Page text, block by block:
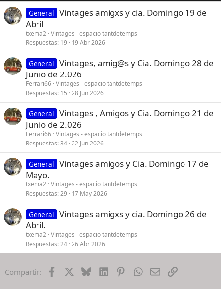
General Vintages amigxs y cia. Domingo 19 de
Abril
txema2 Vintages - espacio tantdetemps
Respuestas 19 19 Abr 2026
General Vintages, amig@s y Cia. Domingo 28 de
Junio de 2.026
Ferrari66 Vintages - espacio tantdetemps
Respuestas 15 28 Jun 2026
General Vintages , Amigos y Cia. Domingo 21 de
Junio de 2.026
Ferrari66 Vintages - espacio tantdetemps
Respuestas 34 22 Jun 2026
General Vintages amigos y Cia. Domingo 17 de
Mayo.
txema2 Vintages - espacio tantdetemps
Respuestas 29 17 May 2026
General Vintages amigxs y cia. Domingo 26 de
Abril.
txema2 Vintages - espacio tantdetemps
Respuestas 24 26 Abr 2026
Compartir: Facebook BlueskyLinkedInPinterestWhatsApp
EmailEnlace